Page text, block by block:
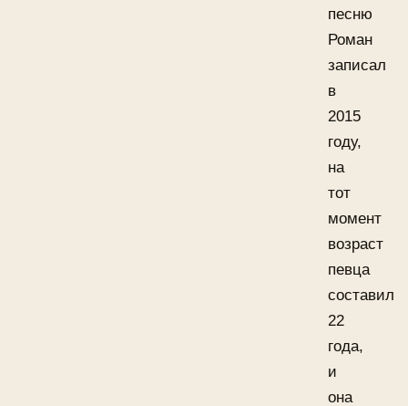
песню
Роман
записал
в
2015
году,
на
тот
момент
возраст
певца
составил
22
года,
и
она